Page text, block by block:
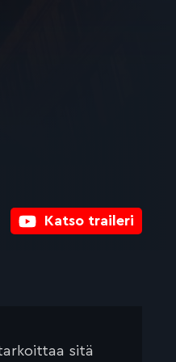
Katso traileri
sitä